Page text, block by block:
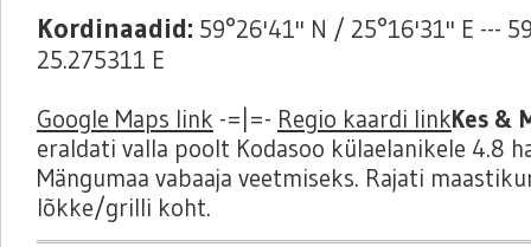
Kordinaadid: 59°26'41'' N / 25°16'31'' E ---
25.275311 E
Google Maps link -=|=- Regio kaardi linkKes &
eraldati valla poolt Kodasoo külaelanikele 4.8
Mängumaa vabaaja veetmiseks. Rajati
lõkke/grilli koht.